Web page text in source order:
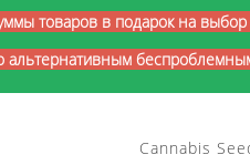
товаров в подарок на
альтернативным
Cannabis